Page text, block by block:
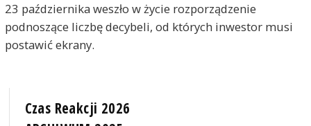
23 października weszło w życie rozporządzenie
podnoszące liczbę decybeli, od których inwestor musi
postawić ekrany.
Czas Reakcji 2026